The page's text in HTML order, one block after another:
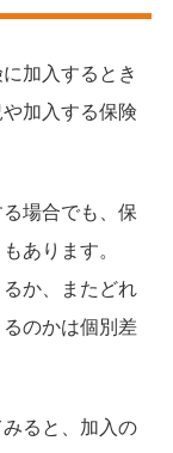
加入するとき
加入する保険
場合でも、保
あります。
か、またどれ
のかは個別差
ると、加入の